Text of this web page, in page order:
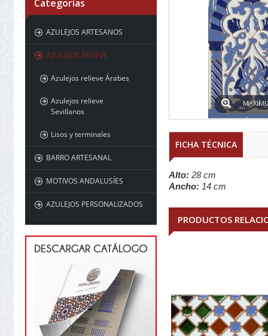
Categorías
AZULEJOS ARTESANOS
AZULEJOS RELIEVE
Azulejos relieve Árabes
Azulejos relieve
Sevillanos
Lisos y terminales
BARRO ARTESANAL
MOTIVOS ANDALUSÍES
AZULEJOS PERSONALIZADOS
FICHA TÉCNICA
Alto: 28 cm
Ancho: 14 cm
PRODUCTOS